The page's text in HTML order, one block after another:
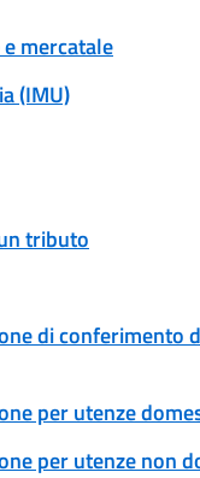
mercatale
(IMU)
tributo
di
per utenze
per utenze non